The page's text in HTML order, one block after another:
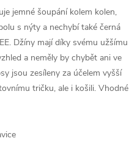
jemné šoupání kolem kolen,
s nýty a nechybí také černá
Džíny mají díky svému užšímu
a neměly by chybět ani ve
jsou zesíleny za účelem vyšší
tričku, ale i košili. Vhodné